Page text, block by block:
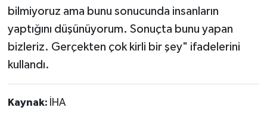
bilmiyoruz ama bunu sonucunda insanların
yaptığını düşünüyorum. Sonuçta bunu yapan
bizleriz. Gerçekten çok kirli bir şey" ifadelerini
kullandı.
Kaynak: İHA